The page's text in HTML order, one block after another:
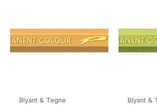
Blyant & Tegne Blyant &